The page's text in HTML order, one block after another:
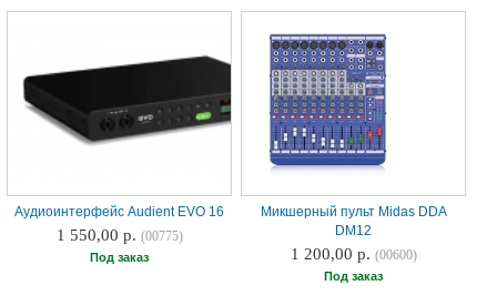
Аудиоинтерфейс Audient EVO 16
1 550,00 р. (00775)
Под заказ
Микшерный пульт Midas DDA
DM12
1 200,00 р. (00600)
Под заказ